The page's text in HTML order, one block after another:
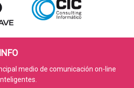
medio de comunicación on-line